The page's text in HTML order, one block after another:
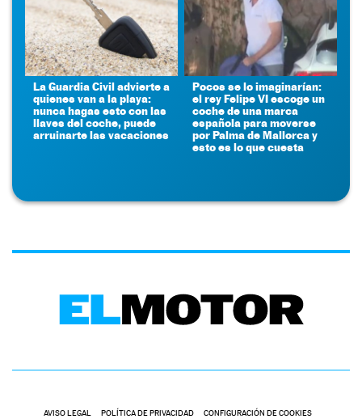
La Guardia Civil advierte a
quienes van a la playa:
nunca hagas esto con las
llaves del coche, puede
arruinarte las vacaciones
Pocos se lo imaginarían:
el rey Felipe VI escoge un
coche de una marca
española para moverse
por Palma de Mallorca y
esto es lo que cuesta
AVISO LEGAL POLÍTICA DE PRIVACIDAD CONFIGURACIÓN DE COOKIES